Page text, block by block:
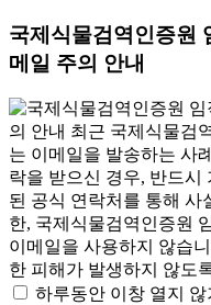
국제식물검역인증원
메일 주의 안내
하루동안 이창 열지 않